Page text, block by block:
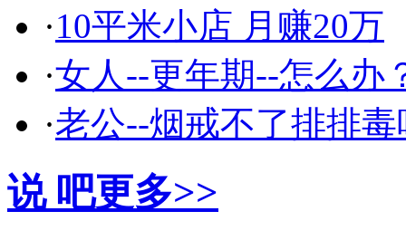
·10平米小店 月赚20万
·女人--更年期--怎么办
·老公--烟戒不了排排毒
说 吧更多>>